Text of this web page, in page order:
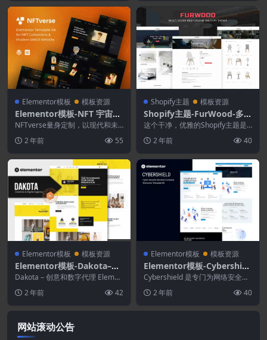
Elementor模板 模板资源
Elementor模板-NFT 宇宙未
来派NFT投资组合Elemento
r模板工具包
NFTverse量身定制，以现代和未
只需单击一...
2 年前 55
Shopify主题 模板资源
Shopify主题-FurWood-多商
店响应式Shopify主题
这个干净，优雅的Shopify主题是
计的。它是时尚...
2 年前 40
Elementor模板 模板资源
Elementor模板-Dakota–创
意和数字代理Elementor模
板工具包
Dakota – 创意和数字代理 Elemen
2 年前 42
Elementor模板 模板资源
Elementor模板-Cyber​​shiel
d–网络安全服务公司Elemen
tor模板工具包
Cyber​​shield 是专门为网络安全服
询、...2 年前 40
网站滚动公告